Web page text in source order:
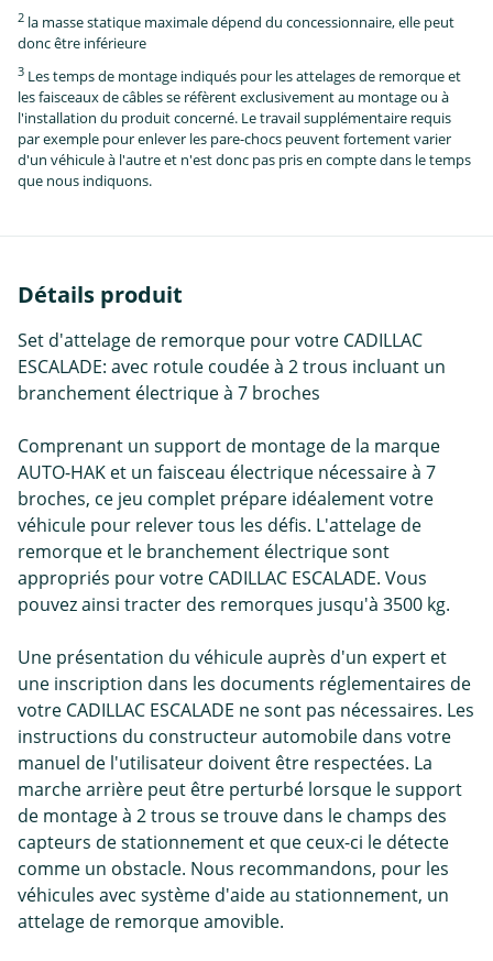
2 la masse statique maximale dépend du concessionnaire, elle peut
donc être inférieure
3 Les temps de montage indiqués pour les attelages de remorque et
les faisceaux de câbles se réfèrent exclusivement au montage ou à
l'installation du produit concerné. Le travail supplémentaire requis
par exemple pour enlever les pare-chocs peuvent fortement varier
d'un véhicule à l'autre et n'est donc pas pris en compte dans le temps
que nous indiquons.
Détails produit
Set d'attelage de remorque pour votre CADILLAC
ESCALADE: avec rotule coudée à 2 trous incluant un
branchement électrique à 7 broches
Comprenant un support de montage de la marque
AUTO-HAK et un faisceau électrique nécessaire à 7
broches, ce jeu complet prépare idéalement votre
véhicule pour relever tous les défis. L'attelage de
remorque et le branchement électrique sont
appropriés pour votre CADILLAC ESCALADE. Vous
pouvez ainsi tracter des remorques jusqu'à 3500 kg.
Une présentation du véhicule auprès d'un expert et
une inscription dans les documents réglementaires de
votre CADILLAC ESCALADE ne sont pas nécessaires. Les
instructions du constructeur automobile dans votre
manuel de l'utilisateur doivent être respectées. La
marche arrière peut être perturbé lorsque le support
de montage à 2 trous se trouve dans le champs des
capteurs de stationnement et que ceux-ci le détecte
comme un obstacle. Nous recommandons, pour les
véhicules avec système d'aide au stationnement, un
attelage de remorque amovible.